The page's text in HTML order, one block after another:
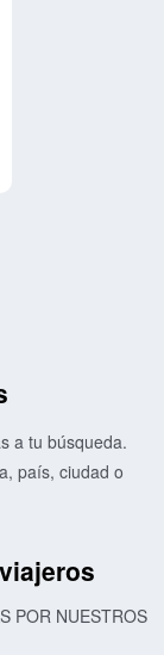
a tu búsqueda.
país, ciudad o
POR NUESTROS